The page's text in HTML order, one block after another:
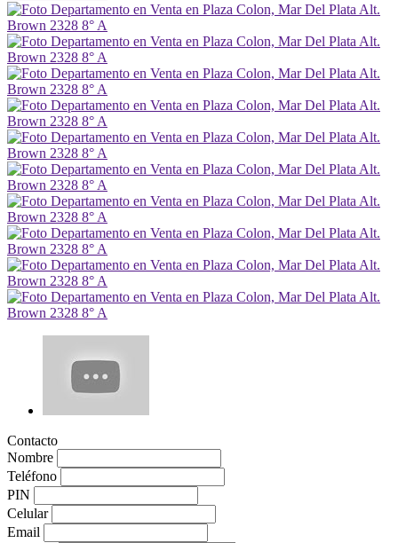
Contacto
Nombre
Teléfono
PIN
Celular
Email